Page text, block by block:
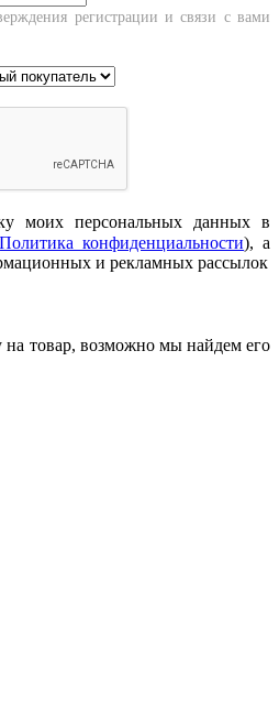
регистрации и связи с вами
моих персональных данных в
Политика конфиденциальности), а
и рекламных рассылок
на товар, возможно мы найдем его